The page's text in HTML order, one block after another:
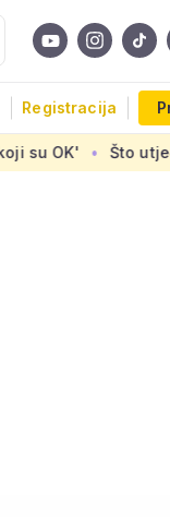
Registracija
Što utječe na